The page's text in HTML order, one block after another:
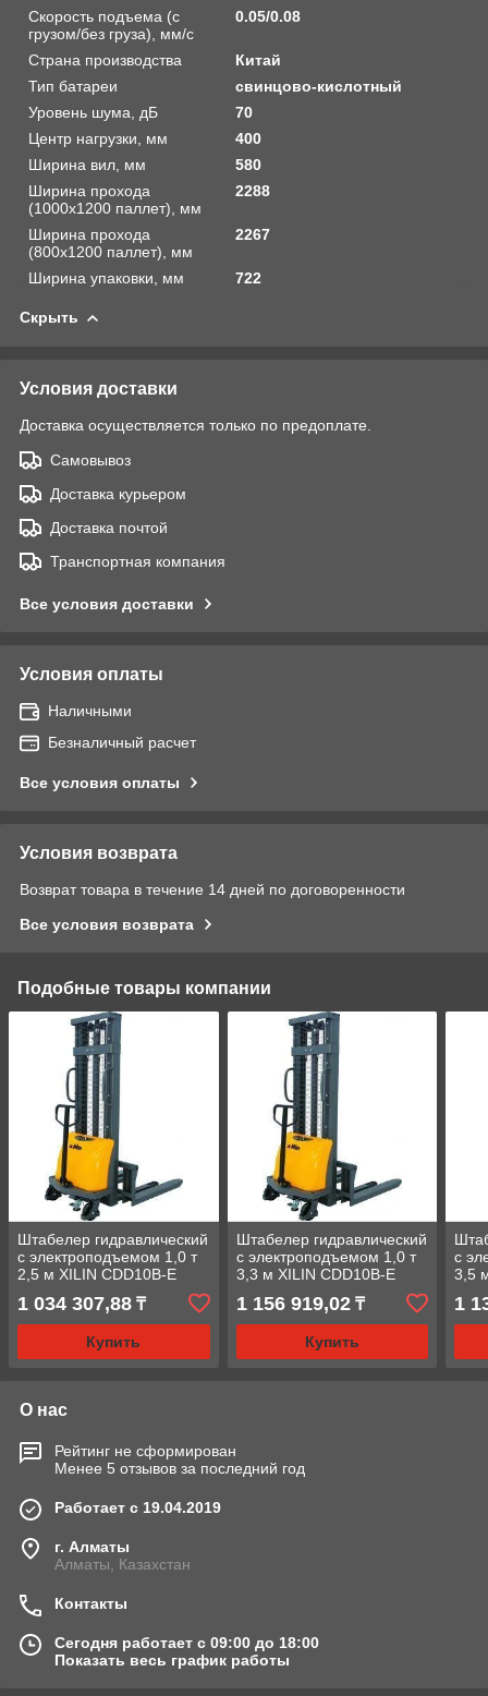
Скорость подъема (с
грузом/без груза), мм/с
0.05/0.08
Страна производства
Китай
Тип батареи
свинцово-кислотный
Уровень шума, дБ
70
Центр нагрузки, мм
400
Ширина вил, мм
580
Ширина прохода
(1000х1200 паллет), мм
2288
Ширина прохода
(800х1200 паллет), мм
2267
Ширина упаковки, мм 722
Скрыть
Условия доставки
Доставка осуществляется только по предоплате.
Самовывоз
Доставка курьером
Доставка почтой
Транспортная компания
Все условия доставки
Условия оплаты
Наличными
Безналичный расчет
Все условия оплаты
Условия возврата
Возврат товара в течение 14 дней по договоренности
Все условия возврата
Подобные товары компании
Штабелер гидравлический
с электроподъемом 1,0 т
2,5 м XILIN CDD10B-E
1 034 307,88 ₸
Купить
Штабелер гидравлический
с электроподъемом 1,0 т
3,3 м XILIN CDD10B-E
1 156 919,02₸
Купить
с
3,5
1
О нас
Рейтинг не сформирован
Менее 5 отзывов за последний год
Работает с 19.04.2019
г. Алматы
Алматы, Казахстан
Контакты
Сегодня работает с 09:00 до 18:00
Показать весь график работы